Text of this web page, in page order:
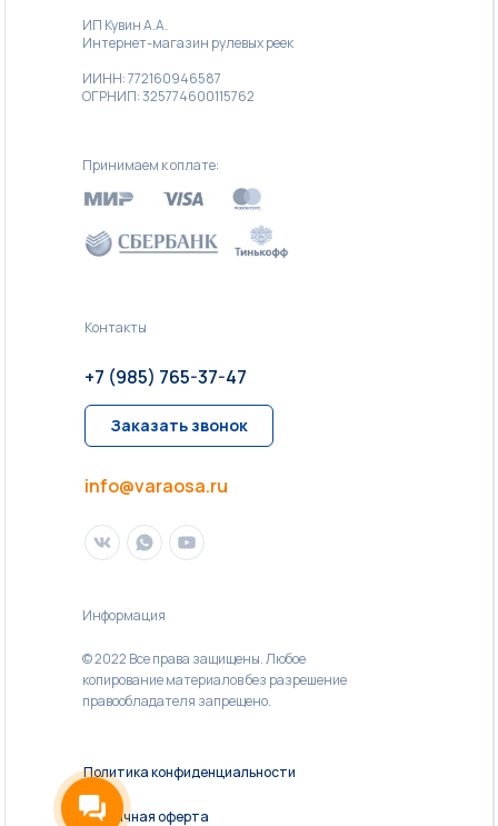
Принимаем к оплате:
Контакты
ИП Кувин А.А.
Интернет-магазин рулевых реек
ИИНН: 772160946587
ОГРНИП: 325774600115762
© 2022 Все права защищены. Любое
копирование материалов без разрешение
правообладателя запрещено.
Информация
info@varaosa.ru
+7 (985) 765-37-47
Заказать звонок
Политика конфиденциальности
Публичная оферта